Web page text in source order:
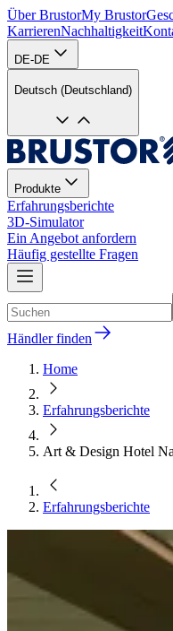
Über BrustorMy Brustor
KarrierenNachhaltigkeit
DE-DE
Deutsch (Deutschland)
Produkte
Erfahrungsberichte
3D-Simulator
Ein Angebot anfordern
Häufig gestellte Fragen
Händler finden
Home
Erfahrungsberichte
Art & Design Hotel
Erfahrungsberichte